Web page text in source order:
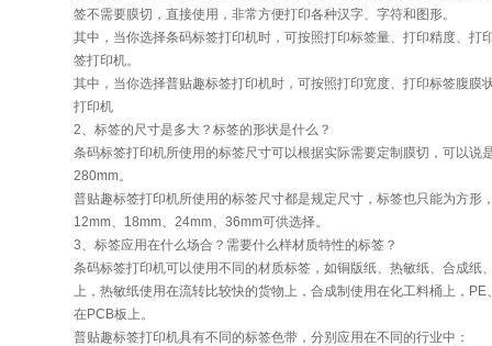
签不需要膜切，直接使用，非常方便打印各种汉字、字符和图形。
其中，当你选择条码标签打印机时，可按照打印标签量、打印精度、打
签打印机。
其中，当你选择普贴趣标签打印机时，可按照打印宽度、打印标签腹膜
打印机
2、标签的尺寸是多大？标签的形状是什么？
条码标签打印机所使用的标签尺寸可以根据实际需要定制膜切，可以说
280mm。
普贴趣标签打印机所使用的标签尺寸都是规定尺寸，标签也只能为方形
12mm、18mm、24mm、36mm可供选择。
3、标签应用在什么场合？需要什么样材质特性的标签？
条码标签打印机可以使用不同的材质标签，如铜版纸、热敏纸、合成纸
上，热敏纸使用在流转比较快的货物上，合成制使用在化工料桶上，
在PCB板上。
普贴趣标签打印机具有不同的标签色带，分别应用在不同的行业中：